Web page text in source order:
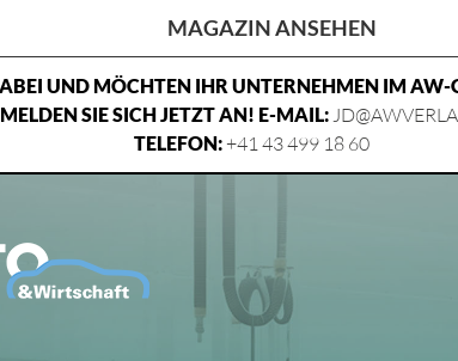
MAGAZIN ANSEHEN
UND MÖCHTEN IHR UNTERNEHMEN IM AW-
MELDEN SIE SICH JETZT AN! E-MAIL:
TELEFON:+41 43 499 18 60